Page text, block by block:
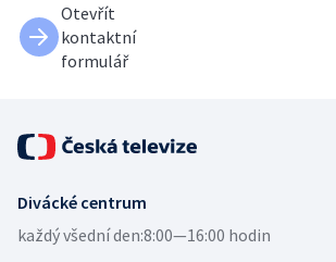
Otevřít
kontaktní
formulář
Divácké centrum
každý všední den:8:00—16:00 hodin